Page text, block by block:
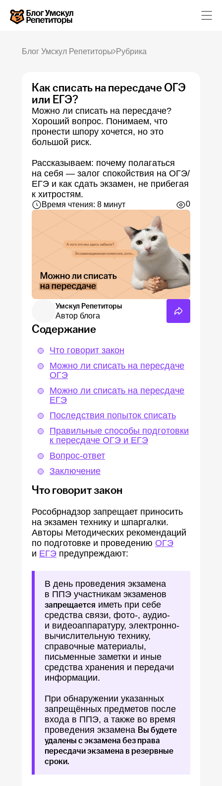
Математика
Русский язык
Обществознание
Химия
Физика
Английский язык
География
Информатика
История
Биология
Каталог репетиторов
Каталог предметов
Пробный ЕГЭ
Блог Умскул Репетиторы Рубрика
Как списать на пересдаче ОГЭ
или ЕГЭ?
Можно ли списать на пересдаче?
Хороший вопрос. Понимаем, что
пронести шпору хочется, но это
большой риск.
Рассказываем: почему полагаться
на себя — залог спокойствия на ОГЭ/
ЕГЭ и как сдать экзамен, не прибегая
к хитростям.
Время чтения: 8 минут 0
Умскул Репетиторы
Автор блога
Содержание
Что говорит закон
Можно ли списать на пересдаче
ОГЭ
Можно ли списать на пересдаче
ЕГЭ
Последствия попыток списать
Правильные способы подготовки
к пересдаче ОГЭ и ЕГЭ
Вопрос-ответ
Заключение
Что говорит закон
Рособрнадзор запрещает приносить
на экзамен технику и шпаргалки.
Авторы Методических рекомендаций
по подготовке и проведению ОГЭ
и ЕГЭ предупреждают:
В день проведения экзамена
в ППЭ участникам экзаменов
запрещается иметь при себе
средства связи, фото-, аудио-
и видеоаппаратуру, электронно-
вычислительную технику,
справочные материалы,
письменные заметки и иные
средства хранения и передачи
информации.
При обнаружении указанных
запрещённых предметов после
входа в ППЭ, а также во время
проведения экзамена Вы будете
удалены с экзамена без права
пересдачи экзамена в резервные
сроки.